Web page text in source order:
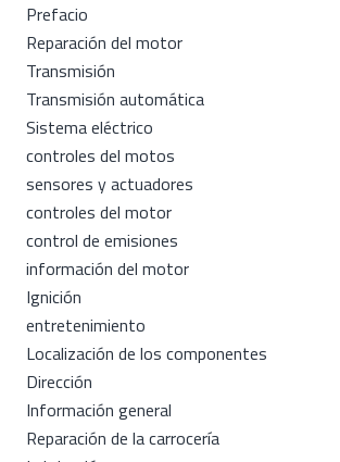
Prefacio
Reparación del motor
Transmisión
Transmisión automática
Sistema eléctrico
controles del motos
sensores y actuadores
controles del motor
control de emisiones
información del motor
Ignición
entretenimiento
Localización de los componentes
Dirección
Información general
Reparación de la carrocería